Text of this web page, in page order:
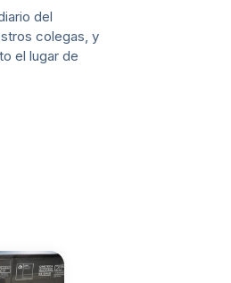
del
colegas, y
el lugar de